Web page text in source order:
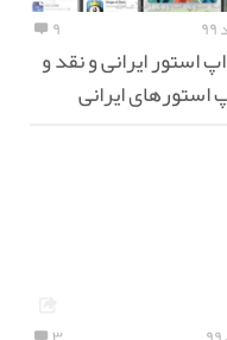
۹
استور ایرانی و نقد و
ایرانی